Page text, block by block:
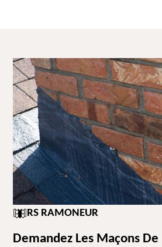
RS RAMONEUR
Demandez Les Maçons De